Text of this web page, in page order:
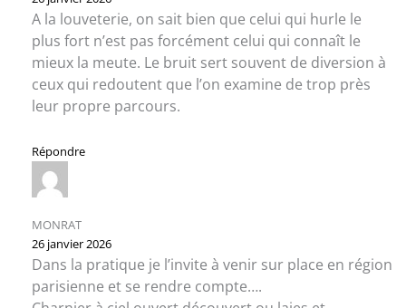
A la louveterie, on sait bien que celui qui hurle le
plus fort n’est pas forcément celui qui connaît le
mieux la meute. Le bruit sert souvent de diversion à
ceux qui redoutent que l’on examine de trop près
leur propre parcours.
Répondre
MONRAT
26 janvier 2026
Dans la pratique je l’invite à venir sur place en région
parisienne et se rendre compte….